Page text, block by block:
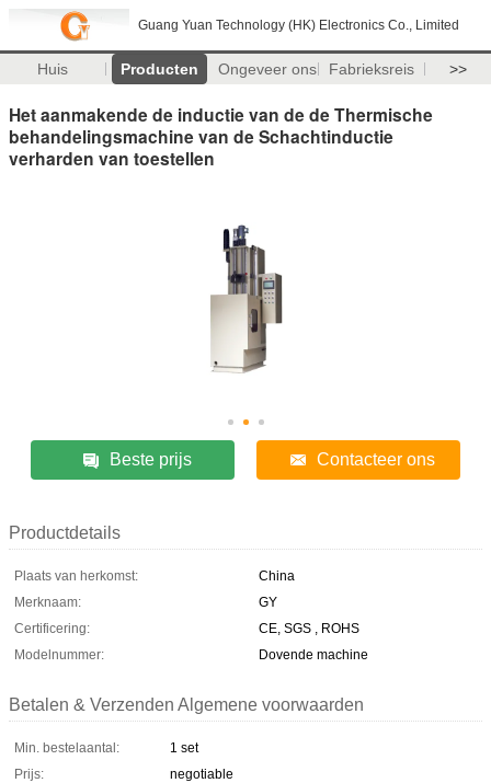
Guang Yuan Technology (HK) Electronics Co., Limited
Huis Producten Ongeveer ons Fabrieksreis >>
Het aanmakende de inductie van de de Thermische
behandelingsmachine van de Schachtinductie
verharden van toestellen
Beste prijs Contacteer ons
Productdetails
Plaats van herkomst:
China
Merknaam:
GY
Certificering:
CE, SGS , ROHS
Modelnummer:
Dovende machine
Betalen & Verzenden Algemene voorwaarden
Min. bestelaantal:
1 set
Prijs:
negotiable